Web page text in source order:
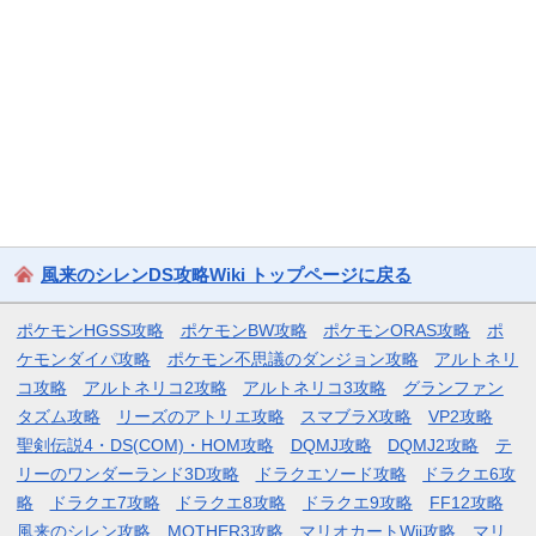
風来のシレンDS攻略Wiki トップページに戻る
ポケモンHGSS攻略 ポケモンBW攻略 ポケモンORAS攻略
ポ
ケモンダイパ攻略
ポケモン不思議のダンジョン攻略
アルトネリ
コ攻略
アルトネリコ2攻略 アルトネリコ3攻略
グランファン
タズム攻略
リーズのアトリエ攻略 スマブラX攻略
VP2攻略
聖剣伝説4・DS(COM)・HOM攻略
DQMJ攻略 DQMJ2攻略
テ
リーのワンダーランド3D攻略
ドラクエソード攻略
ドラクエ6攻
略
ドラクエ7攻略 ドラクエ8攻略 ドラクエ9攻略
FF12攻略
風来のシレン攻略
MOTHER3攻略 マリオカートWii攻略 マリ